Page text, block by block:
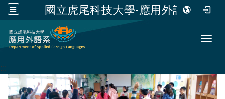
國立虎尾科技大學-應用外語系
跳到主要內容
:::